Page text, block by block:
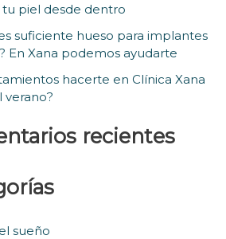
tu piel desde dentro
suficiente hueso para implantes
En Xana podemos ayudarte
hacerte en Clínica Xana
verano?
recientes
sueño